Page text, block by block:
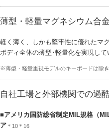
薄型・軽量マグネシウム合
軽く薄く、しかも堅牢性に優れたマ
ボディ全体の薄型･軽量化を実現して
※薄型・軽量重視モデルのキーボードは除き
自社工場と外部機関での過
■アメリカ国防総省制定MIL規格（
ア ＊10＊16